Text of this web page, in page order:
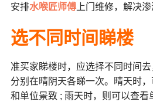
安排水喉匠师傅上门维修，解决渗
选不同时间 睇楼
准买家睇楼时，应选择不同时间去
分别在晴阴天各睇一次。晴天时
和单位景致 ; 雨天时，则可以查看